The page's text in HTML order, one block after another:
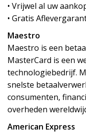
• Vrijwel al uw
• Gratis
Maestro
Maestro is een
MasterCard is een
technologiebedrijf.
snelste
consumenten,
overheden
American Express